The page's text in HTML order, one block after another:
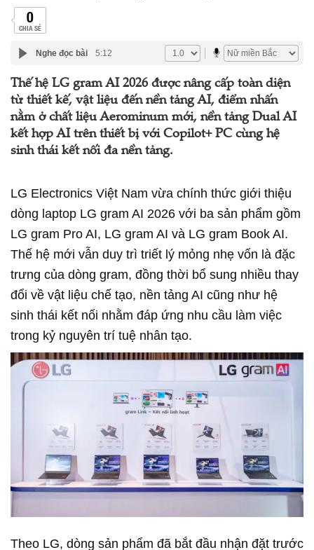
0
CHIA SẺ
Nghe đọc bài 5:12
Thế hệ LG gram AI 2026 được nâng cấp toàn diện
từ thiết kế, vật liệu đến nền tảng AI, điểm nhấn
nằm ở chất liệu Aerominum mới, nền tảng Dual AI
kết hợp AI trên thiết bị với Copilot+ PC cùng hệ
sinh thái kết nối đa nền tảng.
LG Electronics Việt Nam vừa chính thức giới thiệu
dòng laptop LG gram AI 2026 với ba sản phẩm gồm
LG gram Pro AI, LG gram AI và LG gram Book AI.
Thế hệ mới vẫn duy trì triết lý mỏng nhẹ vốn là đặc
trưng của dòng gram, đồng thời bổ sung nhiều thay
đổi về vật liệu chế tạo, nền tảng AI cũng như hệ
sinh thái kết nối nhằm đáp ứng nhu cầu làm việc
trong kỷ nguyên trí tuệ nhân tạo.
Theo LG, dòng sản phẩm đã bắt đầu nhận đặt trước